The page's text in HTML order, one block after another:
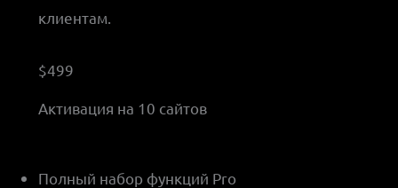
клиентам.
$499
Активация на 10 сайтов
Полный набор функций Pro